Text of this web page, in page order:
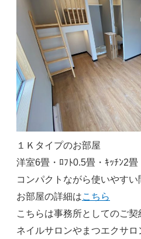
１Ｋタイプのお部屋
洋室6畳・ﾛﾌﾄ0.5畳・ｷｯﾁﾝ2畳
コンパクトながら使いやすい
お部屋の詳細はこちら
こちらは事務所としてのご契
ネイルサロンやまつエクサ